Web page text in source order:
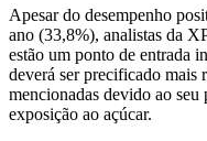
Apesar do desempenho
ano (33,8%), analistas da
estão um ponto de entrada
deverá ser precificado mais
mencionadas devido ao
exposição ao açúcar.